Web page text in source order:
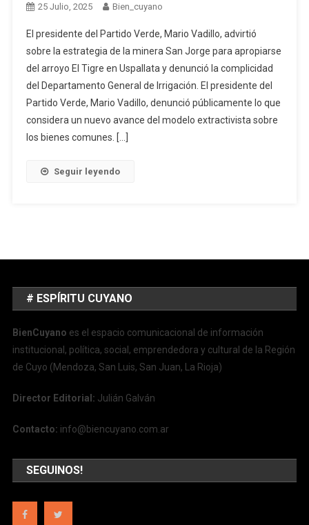
25 Julio, 2025 Bien_cuyano
El presidente del Partido Verde, Mario Vadillo, advirtió
sobre la estrategia de la minera San Jorge para apropiarse
del arroyo El Tigre en Uspallata y denunció la complicidad
del Departamento General de Irrigación. El presidente del
Partido Verde, Mario Vadillo, denunció públicamente lo que
considera un nuevo avance del modelo extractivista sobre
los bienes comunes. […]
Seguir leyendo
# ESPÍRITU CUYANO
BienCuyano es el espacio comunicacional de información
institucional, política, social, emprendedora y cultural de la Región
de Cuyo (Mendoza, San Luis, San Juan, La Rioja)
Director Editorial: Julián Galván
Contacto: info@biencuyano.com.ar
SEGUINOS!